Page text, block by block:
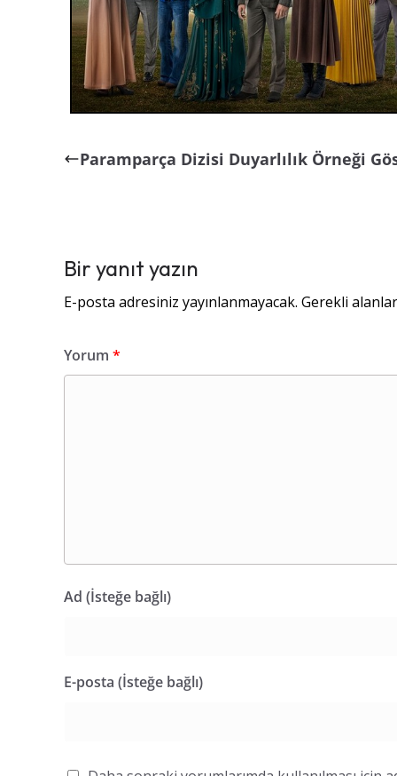
Paramparça Dizisi Duyarlılık Örneği
Bir yanıt yazın
E-posta adresiniz yayınlanmayacak. Gerekli
Yorum *
Ad (İsteğe bağlı)
E-posta (İsteğe bağlı)